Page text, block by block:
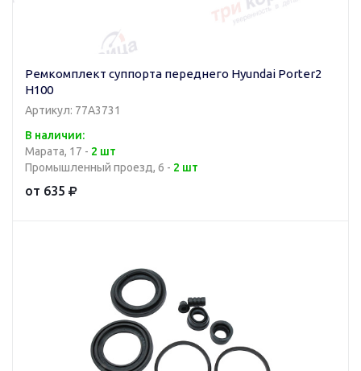
Ремкомплект суппорта переднего Hyundai Porter2
H100
Артикул: 77A3731
В наличии:
Марата, 17 - 2 шт
Промышленный проезд, 6 - 2 шт
от 635